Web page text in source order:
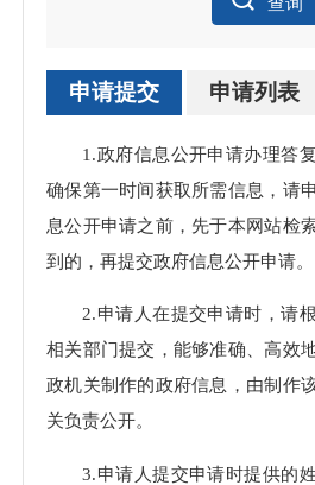
申请提交 申请列表
1.政府信息公开申请办理答
确保第一时间获取所需信息，请
息公开申请之前，先于本网站检
到的，再提交政府信息公开申请。
2.申请人在提交申请时，请
相关部门提交，能够准确、高效
政机关制作的政府信息，由制作
关负责公开。
3.申请人提交申请时提供的